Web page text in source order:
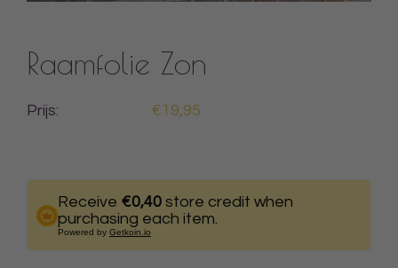
Raamfolie Zon
Prijs: €19,95
Receive €0,40 store credit when
purchasing each item.
Powered by Getkoin.io